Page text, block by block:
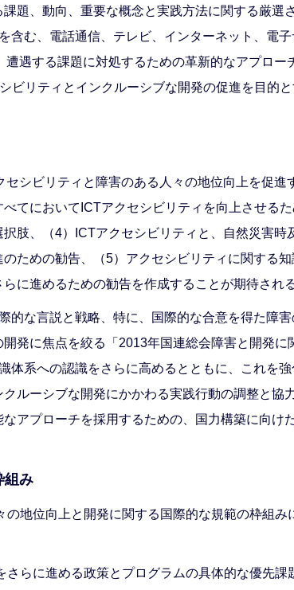
題、動向、重要な概念と実践方法に関する厳選
む、電話通信、テレビ、インターネット、電
遇する課題に対処するための革新的なアプロ
リティとインクルーシブな開発の促進を目的
シビリティと障害のある人々の地位向上を促進
てにおいてICTアクセシビリティを向上させる
肢、（4）ICTアクセシビリティと、自然災害
ための勧告、（5）アクセシビリティに関する
に進めるための勧告を作成することが期待される
な言説と戦略、特に、国際的な合意を得た障
発に焦点を絞る「2013年国連総会障害と開発
系への認識をさらに高めるとともに、これを
ルーシブな開発にかかわる実践行動の調整と協
アプローチを採用するための、国力構築に向け
組み
地位向上と開発に関する国際的な規範の枠組み
らに進める政策とプログラムの具体的な優先課